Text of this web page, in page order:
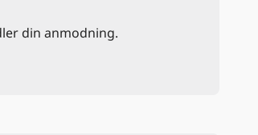
din anmodning.